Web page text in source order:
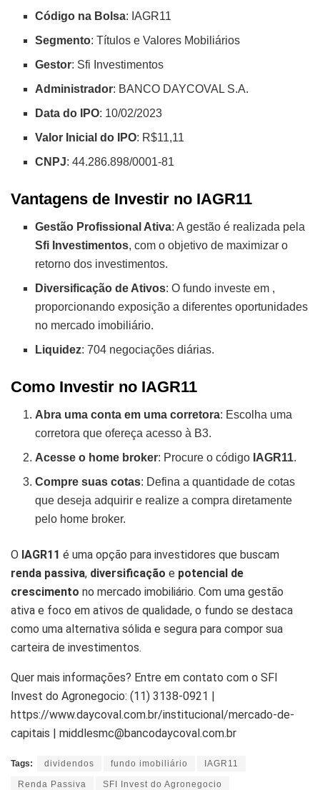
Código na Bolsa: IAGR11
Segmento: Títulos e Valores Mobiliários
Gestor: Sfi Investimentos
Administrador: BANCO DAYCOVAL S.A.
Data do IPO: 10/02/2023
Valor Inicial do IPO: R$11,11
CNPJ: 44.286.898/0001-81
Vantagens de Investir no IAGR11
Gestão Profissional Ativa: A gestão é realizada pela
Sfi Investimentos, com o objetivo de maximizar o
retorno dos investimentos.
Diversificação de Ativos: O fundo investe em ,
proporcionando exposição a diferentes oportunidades
no mercado imobiliário.
Liquidez: 704 negociações diárias.
Como Investir no IAGR11
Abra uma conta em uma corretora: Escolha uma
corretora que ofereça acesso à B3.
Acesse o home broker: Procure o código IAGR11.
Compre suas cotas: Defina a quantidade de cotas
que deseja adquirir e realize a compra diretamente
pelo home broker.
O IAGR11 é uma opção para investidores que buscam
renda passiva, diversificação e potencial de
crescimento no mercado imobiliário. Com uma gestão
ativa e foco em ativos de qualidade, o fundo se destaca
como uma alternativa sólida e segura para compor sua
carteira de investimentos.
Quer mais informações? Entre em contato com o SFI
Invest do Agronegocio: (11) 3138-0921 |
https://www.daycoval.com.br/institucional/mercado-de-
capitais | middlesmc@bancodaycoval.com.br
Tags: dividendos fundo imobiliário IAGR11
Renda Passiva SFI Invest do Agronegocio